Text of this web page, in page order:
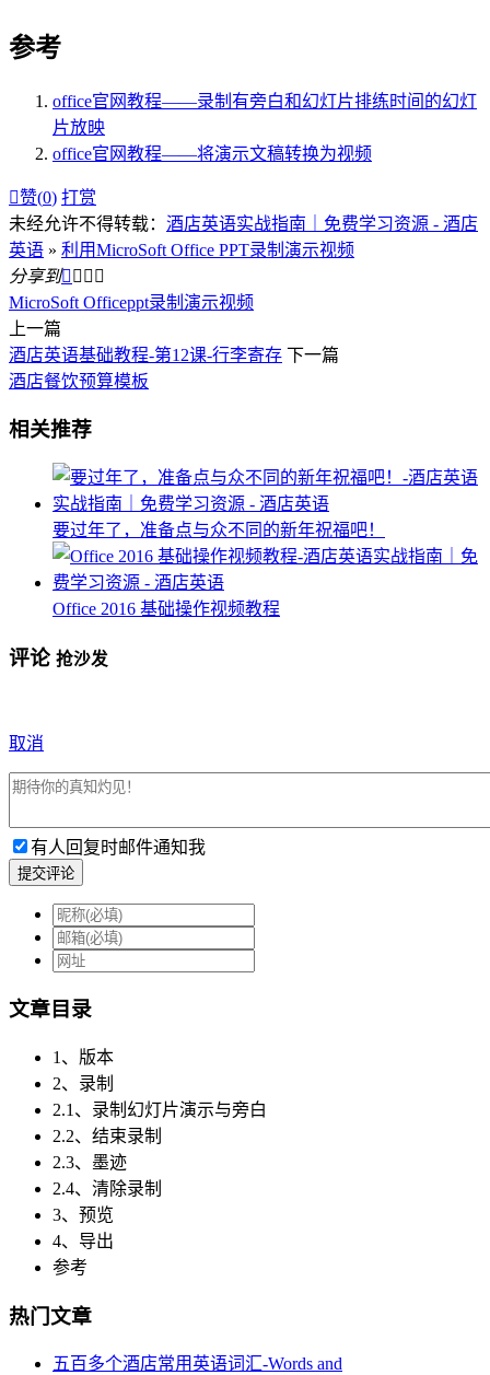
参考
office官网教程——录制有旁白和幻灯片排练时间的幻灯
片放映
office官网教程——将演示文稿转换为视频
赞(0) 打赏
未经允许不得转载： 酒店英语实战指南｜免费学习资源 - 酒店
英语 » 利用MicroSoft Office PPT录制演示视频
分享到   
MicroSoft Officeppt录制演示视频
上一篇
酒店英语基础教程-第12课-行李寄存 下一篇
酒店餐饮预算模板
相关推荐
要过年了，准备点与众不同的新年祝福吧！
Office 2016 基础操作视频教程
评论 抢沙发
取消
有人回复时邮件通知我
提交评论
文章目录
1、版本
2、录制
2.1、录制幻灯片演示与旁白
2.2、结束录制
2.3、墨迹
2.4、清除录制
3、预览
4、导出
参考
热门文章
五百多个酒店常用英语词汇-Words and